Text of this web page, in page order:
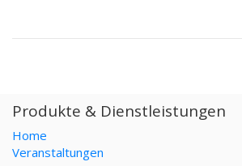
Produkte & Dienstleistungen
Home
Veranstaltungen